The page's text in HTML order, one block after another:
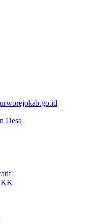
Desa
KK